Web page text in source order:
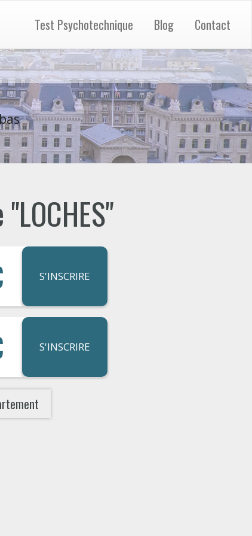
Test Psychotechnique Blog Contact
S'INSCRIRE
S'INSCRIRE